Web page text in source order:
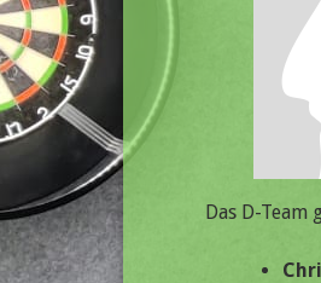
Das D-